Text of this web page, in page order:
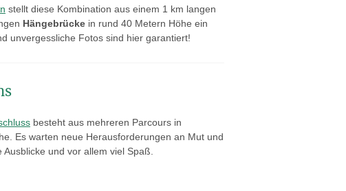
stellt diese Kombination aus einem 1 km langen
Hängebrücke in rund 40 Metern Höhe ein
unvergessliche Fotos sind hier garantiert!
besteht aus mehreren Parcours in
Es warten neue Herausforderungen an Mut und
und vor allem viel Spaß.